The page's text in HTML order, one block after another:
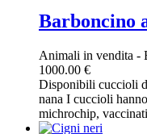
Barboncino
Animali in vendita -
1000.00 €
Disponibili cuccioli
nana I cuccioli
michrochip,